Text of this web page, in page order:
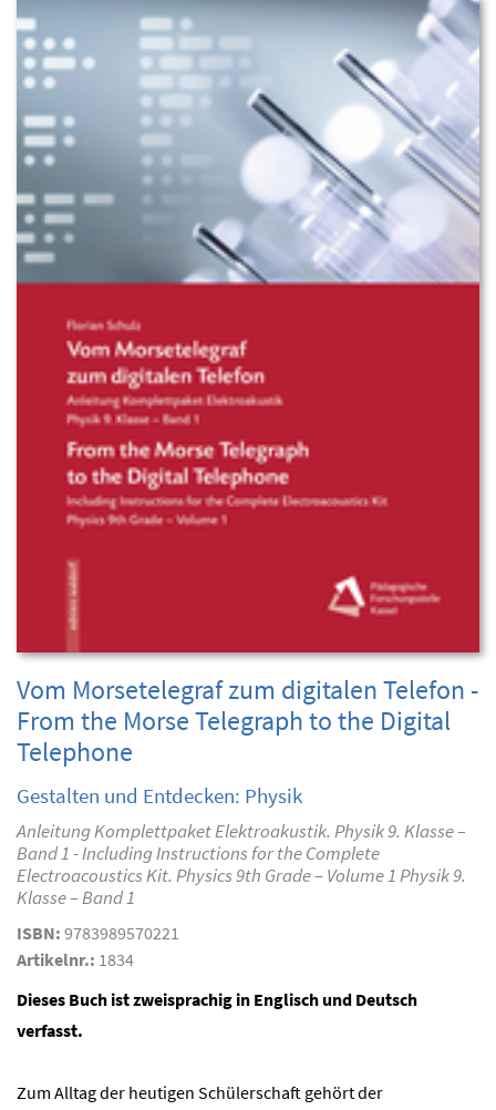
Vom Morsetelegraf zum digitalen Telefon -
From the Morse Telegraph to the Digital
Telephone
Gestalten und Entdecken: Physik
Anleitung Komplettpaket Elektroakustik. Physik 9. Klasse –
Band 1 - Including Instructions for the Complete
Electroacoustics Kit. Physics 9th Grade – Volume 1 Physik 9.
Klasse – Band 1
ISBN: 9783989570221
Artikelnr.: 1834
Dieses Buch ist zweisprachig in Englisch und Deutsch
verfasst.
Zum Alltag der heutigen Schülerschaft gehört der